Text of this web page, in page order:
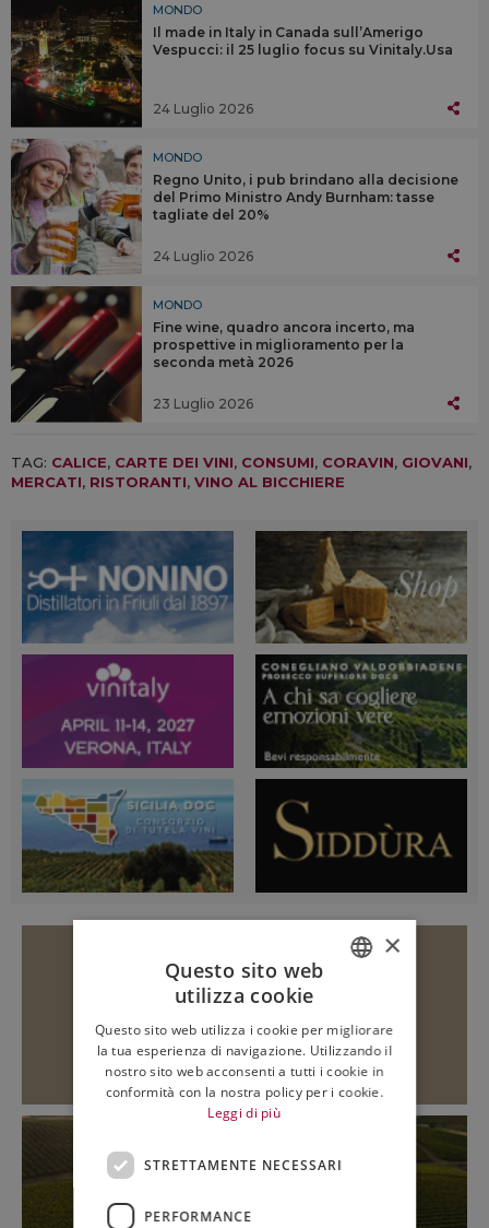
MONDO
Il made in Italy in Canada sull’Amerigo
Vespucci: il 25 luglio focus su Vinitaly.Usa
24 Luglio 2026
MONDO
Regno Unito, i pub brindano alla decisione
del Primo Ministro Andy Burnham: tasse
tagliate del 20%
24 Luglio 2026
MONDO
Fine wine, quadro ancora incerto, ma
prospettive in miglioramento per la
seconda metà 2026
23 Luglio 2026
TAG: CALICE, CARTE DEI VINI, CONSUMI, CORAVIN, GIOVANI,
MERCATI, RISTORANTI, VINO AL BICCHIERE
ENGLISH
×
Questo sito web
utilizza cookie
Questo sito web utilizza i cookie per migliorare
la tua esperienza di navigazione. Utilizzando il
nostro sito web acconsenti a tutti i cookie in
conformità con la nostra policy per i cookie.
Leggi di più
STRETTAMENTE NECESSARI
PERFORMANCE